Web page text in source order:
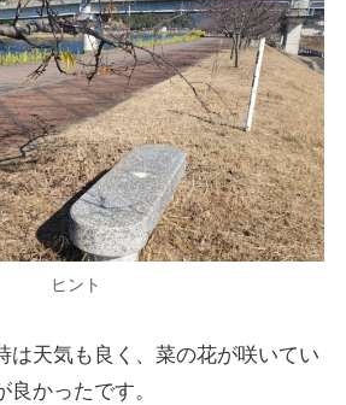
ヒント
は天気も良く、菜の花が咲いてい
かったです。